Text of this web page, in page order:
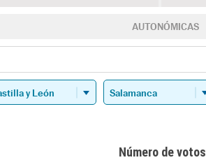
AUTONÓMICAS
Número de votos